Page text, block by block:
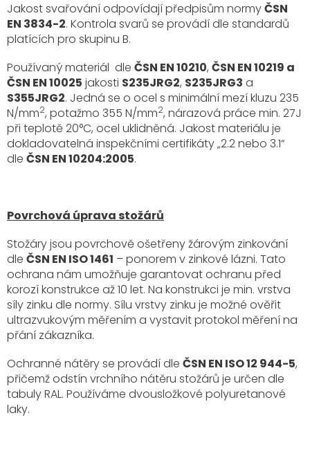
Jakost svařování odpovídají předpisům normyČSN
EN 3834-2. Kontrola svarů se provádí dle standardů
platících pro skupinu B.
Používaný materiál dle ČSN EN 10210, ČSN EN 10219 a
ČSN EN 10025 jakosti S235JRG2, S235JRG3 a
S355JRG2. Jedná se o ocel s minimální mezí kluzu 235
N/mm2, potažmo 355 N/mm2, nárazová práce min. 27J
při teplotě 20°C, ocel uklidněná. Jakost materiálu je
dokladovatelná inspekčními certifikáty „2.2 nebo 3.1“
dle ČSN EN 10204:2005.
Povrchová úprava stožárů
Stožáry jsou povrchově ošetřeny žárovým zinkování
dle ČSN EN ISO 1461 – ponorem v zinkové lázni. Tato
ochrana nám umožňuje garantovat ochranu před
korozí konstrukce až 10 let. Na konstrukci je min. vrstva
síly zinku dle normy. Sílu vrstvy zinku je možné ověřit
ultrazvukovým měřením a vystavit protokol měření na
přání zákazníka.
Ochranné nátěry se provádí dle ČSN EN ISO 12 944-5,
přičemž odstín vrchního nátěru stožárů je určen dle
tabuly RAL. Používáme dvousložkové polyuretanové
laky.